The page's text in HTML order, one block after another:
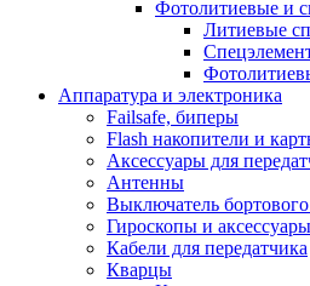
Фотолитиевые и
Литиевые
Аппаратура и электроника
Failsafe, биперы
Flash накопители и
Аксессуары для
Антенны
Выключатель
Гироскопы и аксессуары
Кабели для передатчика
Кварцы